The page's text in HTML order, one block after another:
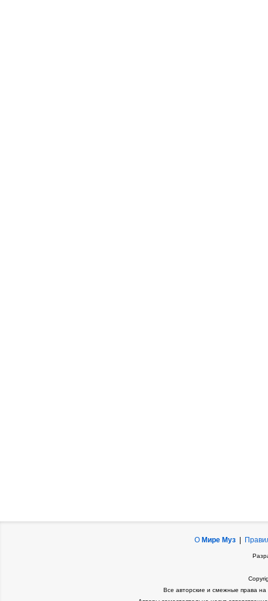
О Мире Муз|
Все авторские и смежные права